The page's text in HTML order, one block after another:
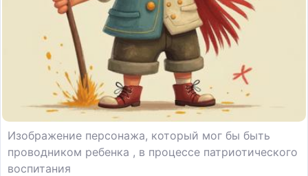
Изображение персонажа, который мог бы быть
проводником ребенка , в процессе патриотического
воспитания